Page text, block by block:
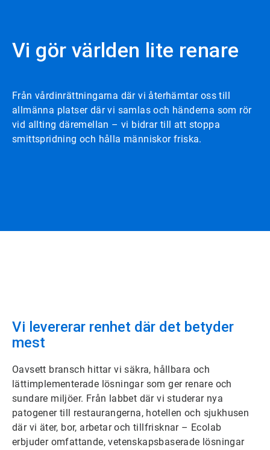
Vi gör världen lite renare
Från vårdinrättningarna där vi återhämtar oss till
allmänna platser där vi samlas och händerna som rör
vid allting däremellan – vi bidrar till att stoppa
smittspridning och hålla människor friska.
Vi levererar renhet där det betyder
mest
Oavsett bransch hittar vi säkra, hållbara och
lättimplementerade lösningar som ger renare och
sundare miljöer. Från labbet där vi studerar nya
patogener till restaurangerna, hotellen och sjukhusen
där vi äter, bor, arbetar och tillfrisknar – Ecolab
erbjuder omfattande, vetenskapsbaserade lösningar